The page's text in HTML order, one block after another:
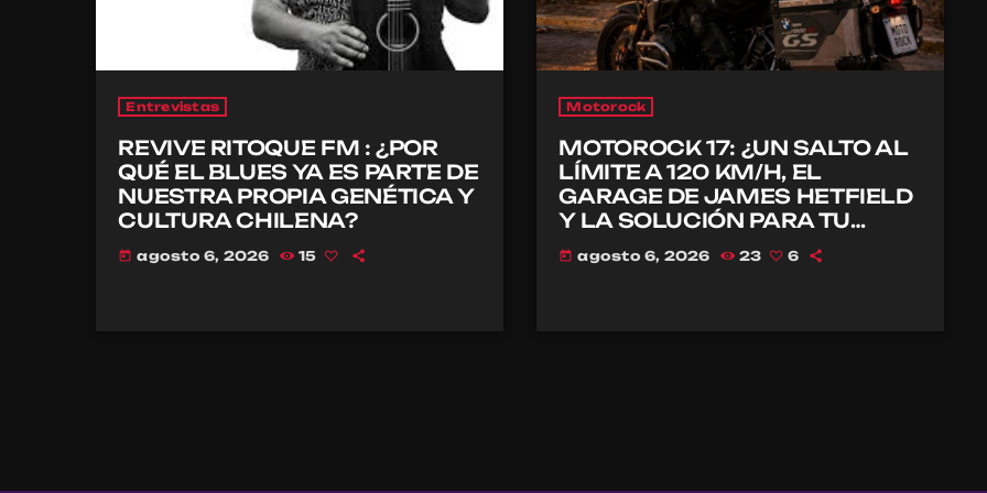
Entrevistas
REVIVE RITOQUE FM : ¿POR
QUÉ EL BLUES YA ES PARTE DE
NUESTRA PROPIA GENÉTICA Y
CULTURA CHILENA?
today agosto 6, 2026 15
Motorock
MOTOROCK 17: ¿UN SALTO AL
LÍMITE A 120 KM/H, EL
GARAGE DE JAMES HETFIELD
Y LA SOLUCIÓN PARA TU
CASCO?
today agosto 6, 2026 23 6